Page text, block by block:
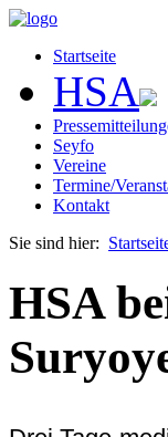
Startseite
HSA
Seyfo
Vereine
Termine/
Kontakt
Sie sind hier:
HSA